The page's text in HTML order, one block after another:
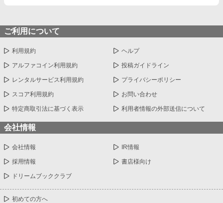
ご利用について
利用規約 ヘルプ
アルファコイン利用規約 投稿ガイドライン
レンタルサービス利用規約 プライバシーポリシー
スコア利用規約 お問い合わせ
特定商取引法に基づく表示 利用者情報の外部送信について
会社情報
会社情報 IR情報
採用情報 書店様向け
ドリームブッククラブ
初めての方へ